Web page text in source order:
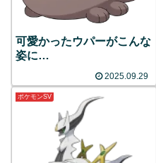
可愛かったウパーがこんな
姿に…
2025.09.29
ポケモンSV